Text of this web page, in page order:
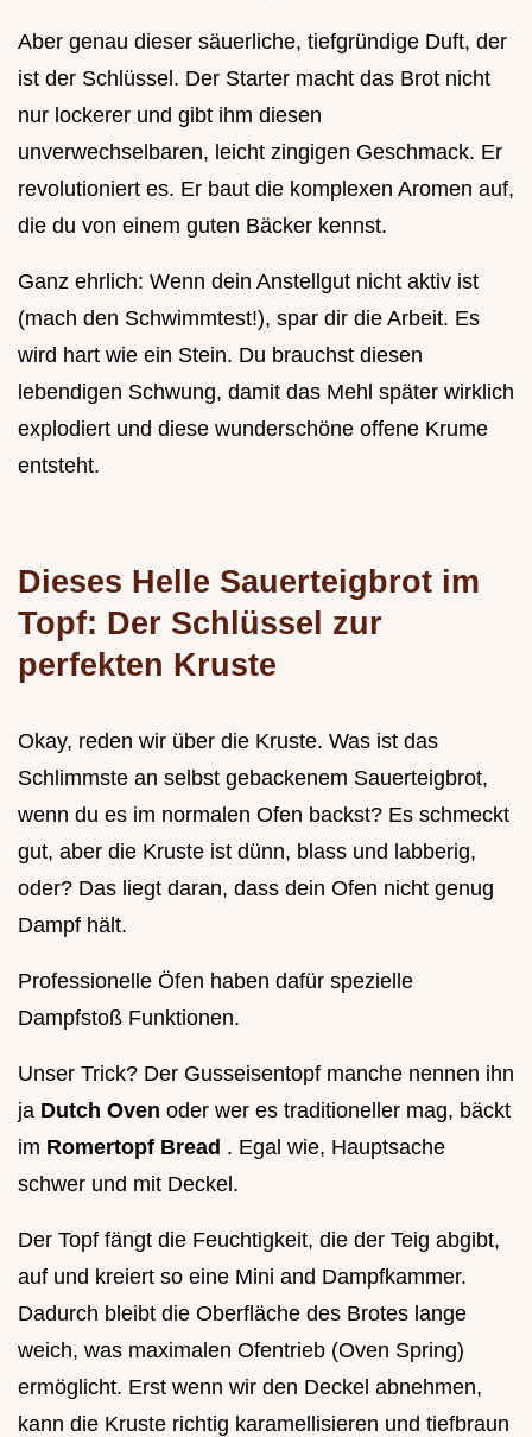
Aber genau dieser säuerliche, tiefgründige Duft, der
ist der Schlüssel. Der Starter macht das Brot nicht
nur lockerer und gibt ihm diesen
unverwechselbaren, leicht zingigen Geschmack. Er
revolutioniert es. Er baut die komplexen Aromen auf,
die du von einem guten Bäcker kennst.
Ganz ehrlich: Wenn dein Anstellgut nicht aktiv ist
(mach den Schwimmtest!), spar dir die Arbeit. Es
wird hart wie ein Stein. Du brauchst diesen
lebendigen Schwung, damit das Mehl später wirklich
explodiert und diese wunderschöne offene Krume
entsteht.
Dieses Helle Sauerteigbrot im
Topf: Der Schlüssel zur
perfekten Kruste
Okay, reden wir über die Kruste. Was ist das
Schlimmste an selbst gebackenem Sauerteigbrot,
wenn du es im normalen Ofen backst? Es schmeckt
gut, aber die Kruste ist dünn, blass und labberig,
oder? Das liegt daran, dass dein Ofen nicht genug
Dampf hält.
Professionelle Öfen haben dafür spezielle
Dampfstoß Funktionen.
Unser Trick? Der Gusseisentopf manche nennen ihn
ja Dutch Oven oder wer es traditioneller mag, bäckt
im Romertopf Bread . Egal wie, Hauptsache
schwer und mit Deckel.
Der Topf fängt die Feuchtigkeit, die der Teig abgibt,
auf und kreiert so eine Mini and Dampfkammer.
Dadurch bleibt die Oberfläche des Brotes lange
weich, was maximalen Ofentrieb (Oven Spring)
ermöglicht. Erst wenn wir den Deckel abnehmen,
kann die Kruste richtig karamellisieren und tiefbraun